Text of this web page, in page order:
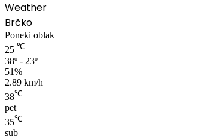
Weather
Brčko
Poneki oblak
25 ℃
38º - 23º
51%
2.89 km/h
38℃
pet
35℃
sub